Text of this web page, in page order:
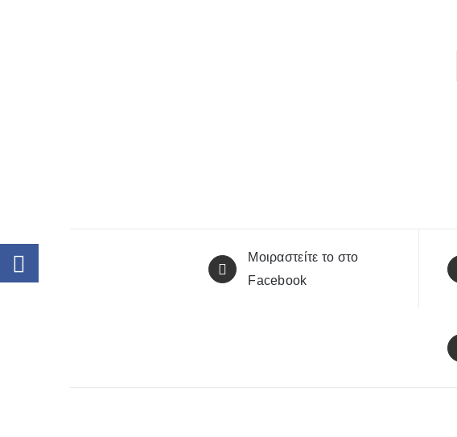
Μοιραστείτε το στο
Facebook